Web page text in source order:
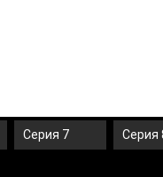
Серия 7 Серия